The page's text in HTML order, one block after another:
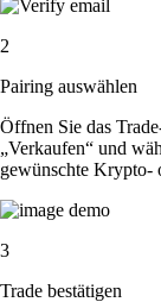
2
Pairing auswählen
Öffnen Sie das
„Verkaufen“ und
gewünschte Krypto-
3
Trade bestätigen